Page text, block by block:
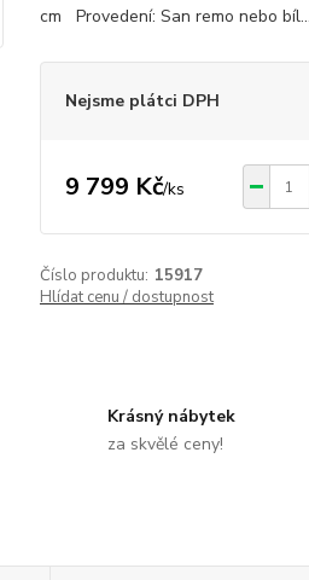
cm Provedení: San remo nebo bíl...
Nejsme plátci DPH
9 799 Kč/ks
Číslo produktu: 15917
Hlídat cenu / dostupnost
Krásný nábytek
za skvělé ceny!